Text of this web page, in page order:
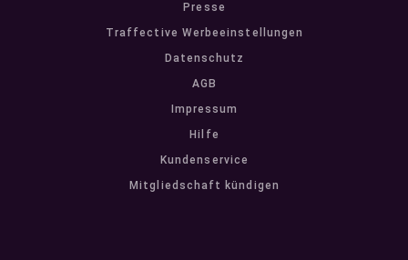
Presse
Traffective Werbeeinstellungen
Datenschutz
AGB
Impressum
Hilfe
Kundenservice
Mitgliedschaft kündigen